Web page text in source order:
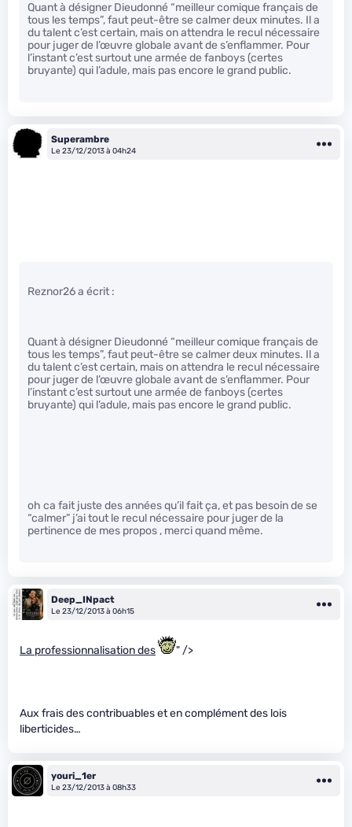
Quant à désigner Dieudonné “meilleur comique français de
tous les temps”, faut peut-être se calmer deux minutes. Il a
du talent c’est certain, mais on attendra le recul nécessaire
pour juger de l’œuvre globale avant de s’enflammer. Pour
l’instant c’est surtout une armée de fanboys (certes
bruyante) qui l’adule, mais pas encore le grand public.
Superambre
Le 23/12/2013 à 04h24
Reznor26 a écrit :
Quant à désigner Dieudonné “meilleur comique français de
tous les temps”, faut peut-être se calmer deux minutes. Il a
du talent c’est certain, mais on attendra le recul nécessaire
pour juger de l’œuvre globale avant de s’enflammer. Pour
l’instant c’est surtout une armée de fanboys (certes
bruyante) qui l’adule, mais pas encore le grand public.
oh ca fait juste des années qu’il fait ça, et pas besoin de se
“calmer” j’ai tout le recul nécessaire pour juger de la
pertinence de mes propos , merci quand même.
Deep_INpact
Le 23/12/2013 à 06h15
La professionnalisation des " />
Aux frais des contribuables et en complément des lois
liberticides…
youri_1er
Le 23/12/2013 à 08h33